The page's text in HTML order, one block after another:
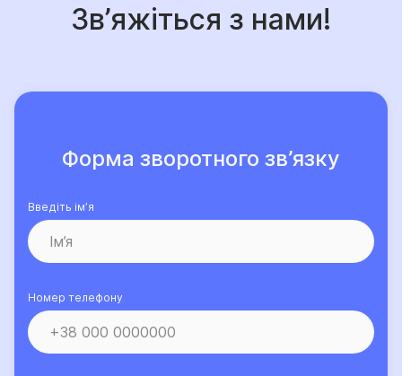
Зв’яжіться з нами!
Форма зворотного зв’язку
Введіть ім’я
Номер телефону